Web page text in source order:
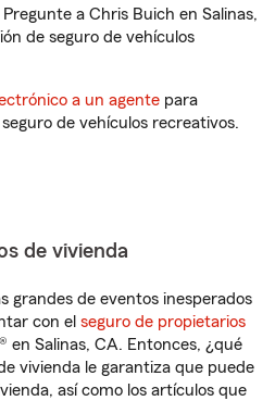
a Chris Buich en Salinas,
de seguro de vehículos
a un agente para
de vehículos recreativos.
de vivienda
grandes de eventos inesperados
con el seguro de propietarios
en Salinas, CA. Entonces, ¿qué
vivienda le garantiza que puede
así como los artículos que